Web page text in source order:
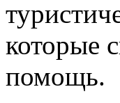
которые
помощь.